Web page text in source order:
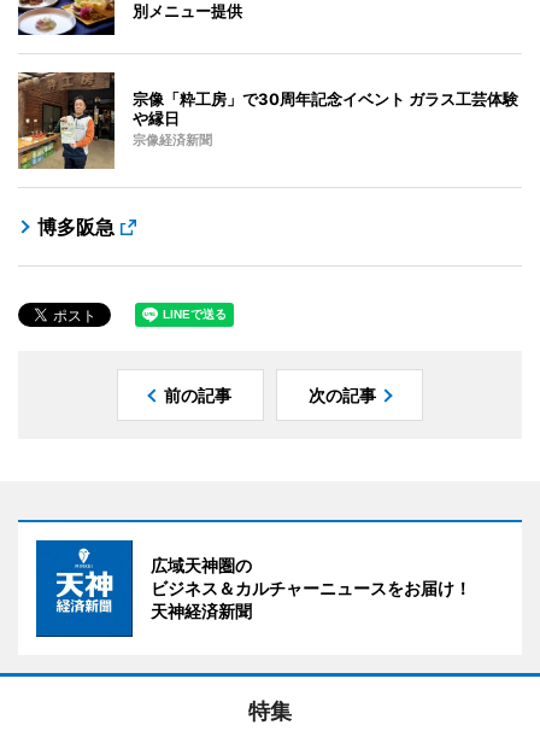
別メニュー提供
宗像「粋工房」で30周年記念イベント ガラス工芸体験
や縁日
宗像経済新聞
博多阪急
前の記事 次の記事
広域天神圏の
ビジネス＆カルチャーニュースをお届け！
天神経済新聞
特集